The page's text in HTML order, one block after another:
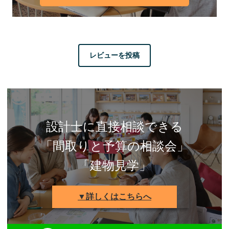
レビューを投稿
設計士に直接相談できる
「間取りと予算の相談会」
「建物見学」
▼詳しくはこちらへ